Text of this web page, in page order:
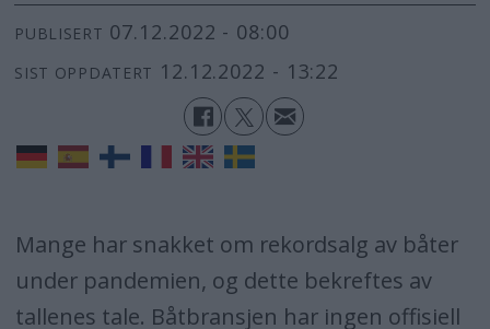
PUBLISERT 07.12.2022 - 08:00
SIST OPPDATERT 12.12.2022 - 13:22
Mange har snakket om rekordsalg av båter
under pandemien, og dette bekreftes av
tallenes tale. Båtbransjen har ingen offisiell